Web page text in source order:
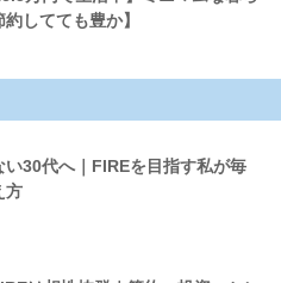
してても豊か】
い30代へ｜FIREを目指す私が毎
方